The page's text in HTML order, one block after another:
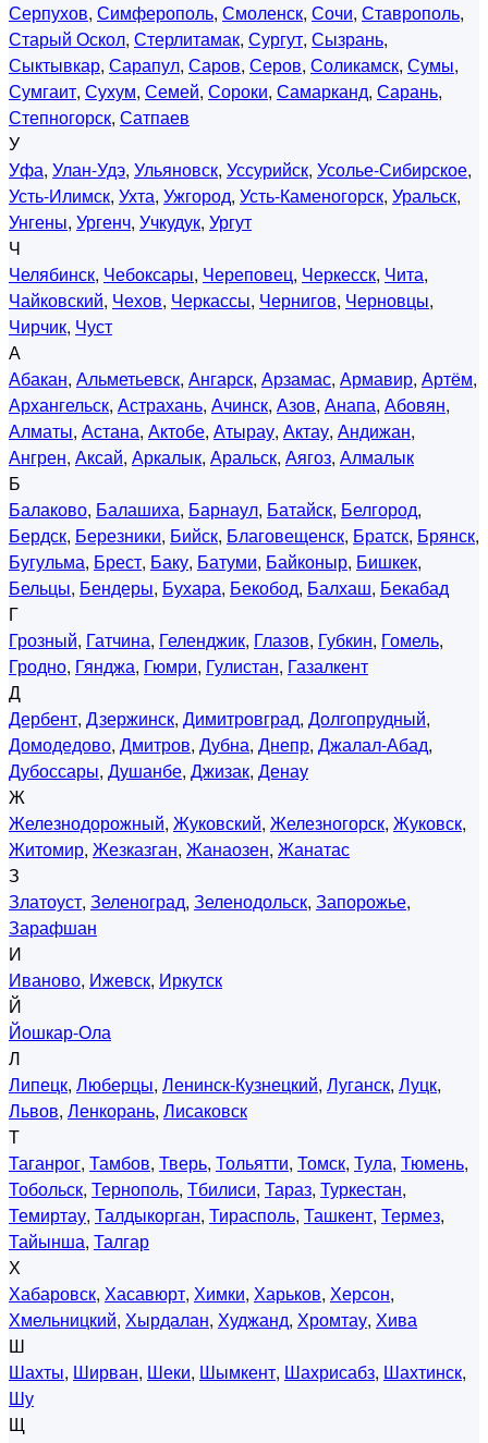
Серпухов, Симферополь, Смоленск, Сочи, Ставрополь,
Старый Оскол, Стерлитамак, Сургут, Сызрань,
Сыктывкар, Сарапул, Саров, Серов, Соликамск, Сумы,
Сумгаит, Сухум, Семей, Сороки, Самарканд, Сарань,
Степногорск, Сатпаев
У
Уфа, Улан-Удэ, Ульяновск, Уссурийск, Усолье-Сибирское,
Усть-Илимск, Ухта, Ужгород, Усть-Каменогорск, Уральск,
Унгены, Ургенч, Учкудук, Ургут
Ч
Челябинск, Чебоксары, Череповец, Черкесск, Чита,
Чайковский, Чехов, Черкассы, Чернигов, Черновцы,
Чирчик, Чуст
А
Абакан, Альметьевск, Ангарск, Арзамас, Армавир, Артём,
Архангельск, Астрахань, Ачинск, Азов, Анапа, Абовян,
Алматы, Астана, Актобе, Атырау, Актау, Андижан,
Ангрен, Аксай, Аркалык, Аральск, Аягоз, Алмалык
Б
Балаково, Балашиха, Барнаул, Батайск, Белгород,
Бердск, Березники, Бийск, Благовещенск, Братск, Брянск,
Бугульма, Брест, Баку, Батуми, Байконыр, Бишкек,
Бельцы, Бендеры, Бухара, Бекобод, Балхаш, Бекабад
Г
Грозный, Гатчина, Геленджик, Глазов, Губкин, Гомель,
Гродно, Гянджа, Гюмри, Гулистан, Газалкент
Д
Дербент, Дзержинск, Димитровград, Долгопрудный,
Домодедово, Дмитров, Дубна, Днепр, Джалал-Абад,
Дубоссары, Душанбе, Джизак, Денау
Ж
Железнодорожный, Жуковский, Железногорск, Жуковск,
Житомир, Жезказган, Жанаозен, Жанатас
З
Златоуст, Зеленоград, Зеленодольск, Запорожье,
Зарафшан
И
Иваново, Ижевск, Иркутск
Й
Йошкар-Ола
Л
Липецк, Люберцы, Ленинск-Кузнецкий, Луганск, Луцк,
Львов, Ленкорань, Лисаковск
Т
Таганрог, Тамбов, Тверь, Тольятти, Томск, Тула, Тюмень,
Тобольск, Тернополь, Тбилиси, Тараз, Туркестан,
Темиртау, Талдыкорган, Тирасполь, Ташкент, Термез,
Тайынша, Талгар
Х
Хабаровск, Хасавюрт, Химки, Харьков, Херсон,
Хмельницкий, Хырдалан, Худжанд, Хромтау, Хива
Ш
Шахты, Ширван, Шеки, Шымкент, Шахрисабз, Шахтинск,
Шу
Щ